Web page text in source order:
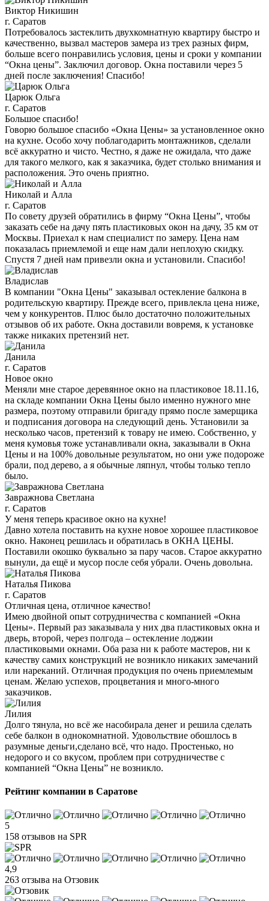
Виктор Никишин
г. Саратов
Потребовалось застеклить двухкомнатную квартиру быстро и
качественно, вызвал мастеров замера из трех разных фирм,
больше всего понравились условия, цены и сроки у компании
“Окна цены”. Заключил договор. Окна поставили через 5
дней после заключения! Спасибо!
Царюк Ольга
г. Саратов
Большое спасибо!
Говорю большое спасибо «Окна Цены» за установленное окно
на кухне. Особо хочу поблагодарить монтажников, сделали
всё аккуратно и чисто. Честно, я даже не ожидала, что даже
для такого мелкого, как я заказчика, будет столько внимания и
расположения. Это очень приятно.
Николай и Алла
г. Саратов
По совету друзей обратились в фирму “Окна Цены”, чтобы
заказать себе на дачу пять пластиковых окон на дачу, 35 км от
Москвы. Приехал к нам специалист по замеру. Цена нам
показалась приемлемой и еще нам дали неплохую скидку.
Спустя 7 дней нам привезли окна и установили. Спасибо!
Владислав
В компании "Окна Цены" заказывал остекление балкона в
родительскую квартиру. Прежде всего, привлекла цена ниже,
чем у конкурентов. Плюс было достаточно положительных
отзывов об их работе. Окна доставили вовремя, к установке
также никаких претензий нет.
Данила
г. Саратов
Новое окно
Меняли мне старое деревянное окно на пластиковое 18.11.16,
на складе компании Окна Цены было именно нужного мне
размера, поэтому отправили бригаду прямо после замерщика
и подписания договора на следующий день. Установили за
несколько часов, претензий к товару не имею. Собственно, у
меня кумовья тоже устанавливали окна, заказывали в Окна
Цены и на 100% довольные результатом, но они уже подороже
брали, под дерево, а я обычные ляпнул, чтобы только тепло
было.
Завражнова Светлана
г. Саратов
У меня теперь красивое окно на кухне!
Давно хотела поставить на кухне новое хорошее пластиковое
окно. Наконец решилась и обратилась в ОКНА ЦЕНЫ.
Поставили окошко буквально за пару часов. Старое аккуратно
вынули, да ещё и мусор после себя убрали. Очень довольна.
Наталья Пикова
г. Саратов
Отличная цена, отличное качество!
Имею двойной опыт сотрудничества с компанией «Окна
Цены». Первый раз заказывала у них два пластиковых окна и
дверь, второй, через полгода – остекление лоджии
пластиковыми окнами. Оба раза ни к работе мастеров, ни к
качеству самих конструкций не возникло никаких замечаний
или нареканий. Отличная продукция по очень приемлемым
ценам. Желаю успехов, процветания и много-много
заказчиков.
Лилия
Долго тянула, но всё же насобирала денег и решила сделать
себе балкон в однокомнатной. Удовольствие обошлось в
разумные деньги,сделано всё, что надо. Простенько, но
недорого и со вкусом, проблем при сотрудничестве с
компанией “Окна Цены” не возникло.
Рейтинг компании в Саратове
5
158 отзывов на SPR
4,9
263 отзыва на Отзовик